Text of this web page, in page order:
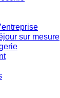
sur mesure